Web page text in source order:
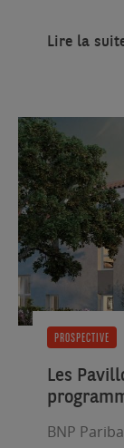
Lire la
PROSPECTIVE
Les
BNP